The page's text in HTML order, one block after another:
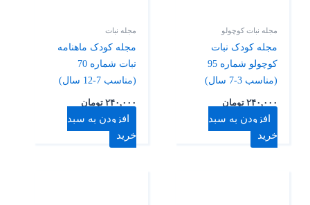
مجله نبات کوچولو
مجله کودک نبات
کوچولو شماره 95
(مناسب 3-7 سال)
۲۴۰,۰۰۰ تومان
افزودن به سبد
خرید
مجله نبات
مجله کودک ماهنامه
نبات شماره 70
(مناسب 7-12 سال)
۲۴۰,۰۰۰ تومان
افزودن به سبد
خرید